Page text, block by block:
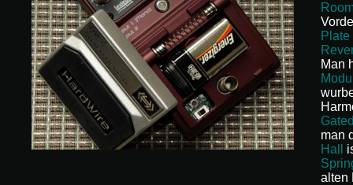
Plate
Man
man
Hall
alten